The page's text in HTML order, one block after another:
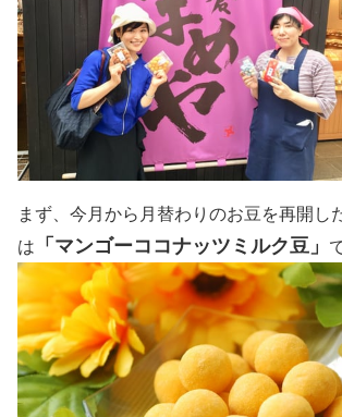
まず、今月から月替わりのお豆を再開し
は 「マンゴーココナッツミルク豆」